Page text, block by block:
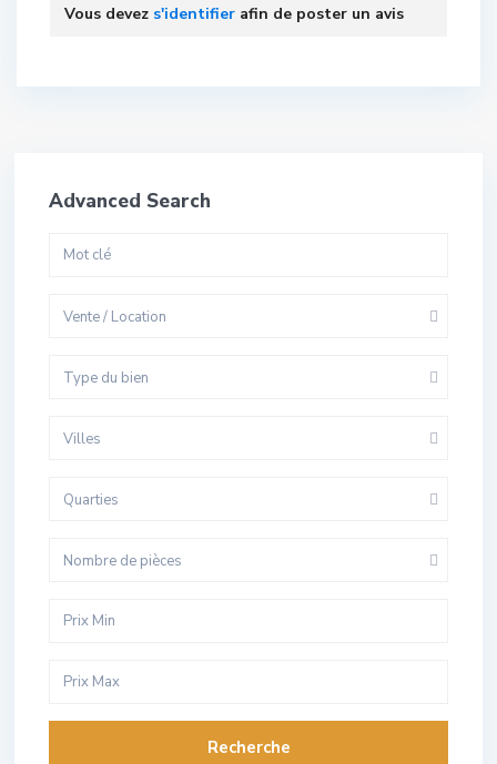
Vous devez s'identifier afin de poster un avis
Advanced Search
Vente / Location
Type du bien
Villes
Quarties
Nombre de pièces
Recherche